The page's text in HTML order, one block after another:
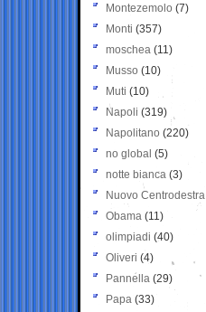
Montezemolo (7)
Monti (357)
moschea (11)
Musso (10)
Muti (10)
Napoli (319)
Napolitano (220)
no global (5)
notte bianca (3)
Nuovo Centrodestra
Obama (11)
olimpiadi (40)
Oliveri (4)
Pannella (29)
Papa (33)